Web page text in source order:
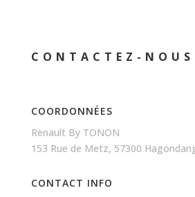
CONTACTEZ-NOUS
COORDONNÉES
Renault By TONON
153 Rue de Metz, 57300
CONTACT INFO